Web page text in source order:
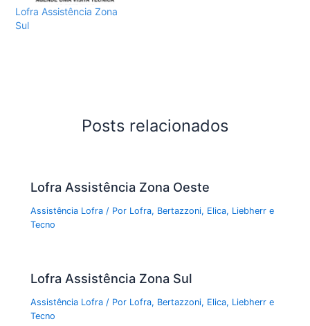
Lofra Assistência Zona
Sul
Posts relacionados
Lofra Assistência Zona Oeste
Assistência Lofra / Por Lofra, Bertazzoni, Elica, Liebherr e
Tecno
Lofra Assistência Zona Sul
Assistência Lofra / Por Lofra, Bertazzoni, Elica, Liebherr e
Tecno